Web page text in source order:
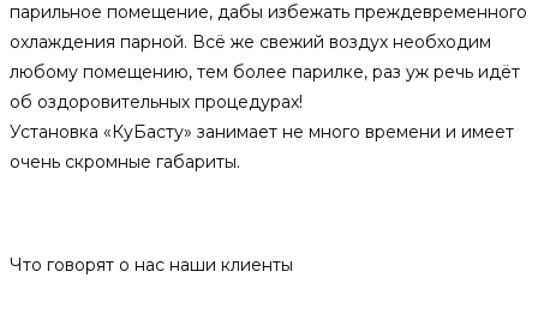
парильное помещение, дабы избежать преждевременного
охлаждения парной. Всё же свежий воздух необходим
любому помещению, тем более парилке, раз уж речь идёт
об оздоровительных процедурах!
Установка «КуБасту» занимает не много времени и имеет
очень скромные габариты.
Что говорят о нас наши клиенты